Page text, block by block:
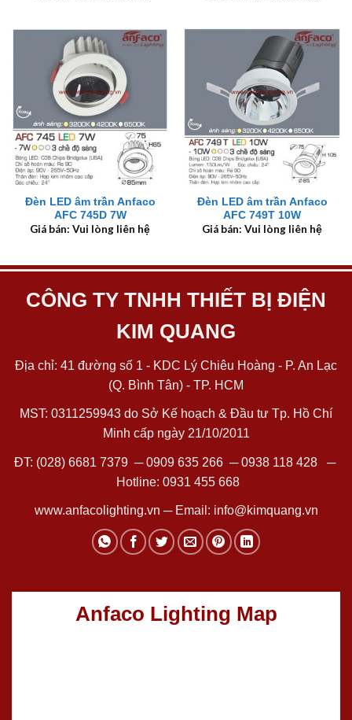
Đèn LED âm trần Anfaco
AFC 745D 7W
Giá bán: Vui lòng liên hệ
Đèn LED âm trần Anfaco
AFC 749T 10W
Giá bán: Vui lòng liên hệ
CÔNG TY TNHH THIẾT BỊ ĐIỆN
KIM QUANG
Địa chỉ: 41 đường số 1 - KDC Lý Chiêu Hoàng - P. An Lạc
(Q. Bình Tân) - TP. HCM
MST: 0311259943 do Sở Kế hoạch & Đầu tư Tp. Hồ Chí
Minh cấp ngày 21/10/2011
ĐT: (028) 6681 7379 ─0909 635 266─0938 118 428─
Hotline: 0931 455 668
www.anfacolighting.vn ─ Email: info@kimquang.vn
Anfaco Lighting Map